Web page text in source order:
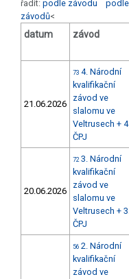
řadit: podle závodu
závodů<
datum závod
21.06.2026
73 4. Národní
kvalifikační
závod ve
slalomu ve
Veltrusech +
ČPJ
20.06.2026
72 3. Národní
kvalifikační
závod ve
slalomu ve
Veltrusech +
ČPJ
56 2. Národní
kvalifikační
závod ve